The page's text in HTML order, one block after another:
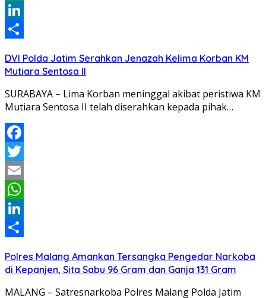
WhatsApp
LinkedIn
DVI Polda Jatim Serahkan Jenazah Kelima Korban KM
Mutiara Sentosa II
SURABAYA – Lima Korban meninggal akibat peristiwa KM
Mutiara Sentosa II telah diserahkan kepada pihak…
Facebook
Twitter
Email
WhatsApp
LinkedIn
Polres Malang Amankan Tersangka Pengedar Narkoba
di Kepanjen, Sita Sabu 96 Gram dan Ganja 131 Gram
MALANG – Satresnarkoba Polres Malang Polda Jatim